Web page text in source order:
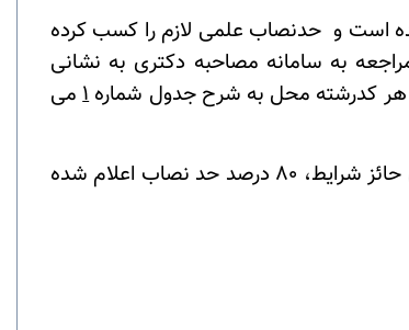
است و حدنصاب­ علمی لازم را کسب کرده
به سامانه مصاحبه دکتری به نشانی
هر کدرشته محل به شرح جدول شماره1می
شایان ذکر است حدنصاب لازم برای متقاضیان دارای سهمیه ایثارگر 70 درصد و برای متقاضیان دارای سهمیه رزمندگان و مربیان حائز شرایط، 80 درصد حد نصاب اعلام شده